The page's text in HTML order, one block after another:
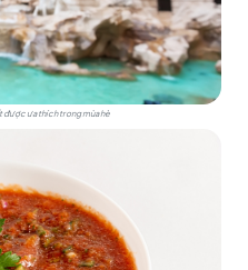
được ưa thích trong mùa hè